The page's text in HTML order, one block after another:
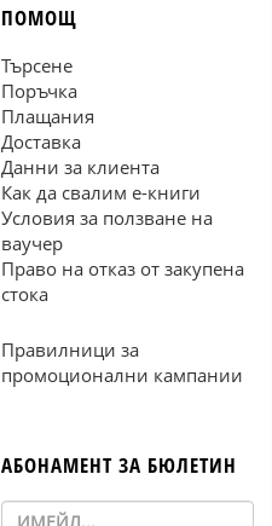
ПОМОЩ
Търсене
Поръчка
Плащания
Доставка
Данни за клиента
Как да свалим е-книги
Условия за ползване на
ваучер
Право на отказ от закупена
стока
Правилници за
промоционални кампании
АБОНАМЕНТ ЗА БЮЛЕТИН